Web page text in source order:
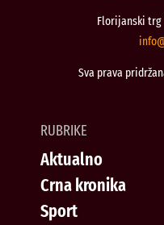
Florijanski trg
Sva prava
RUBRIKE
Aktualno
Crna kronika
Sport